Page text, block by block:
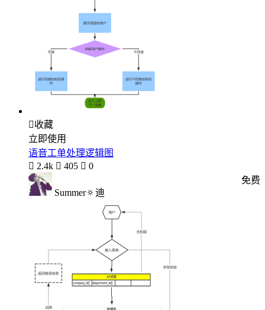
收藏
立即使用
语音工单处理逻辑图
 2.4k  405  0
Summer🔅迪
免费